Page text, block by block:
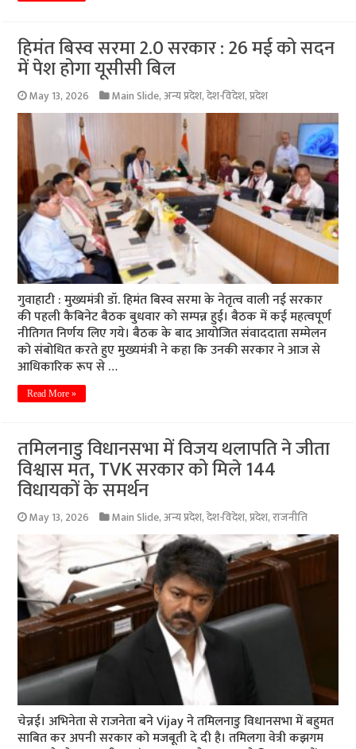
हिमंत बिस्व सरमा 2.0 सरकार : 26 मई को सदन
में पेश होगा यूसीसी बिल
May 13, 2026 Main Slide,अन्य प्रदेश,देश-विदेश,प्रदेश
गुवाहाटी : मुख्यमंत्री डॉ. हिमंत बिस्व सरमा के नेतृत्व वाली नई सरकार
की पहली कैबिनेट बैठक बुधवार को सम्पन्न हुई। बैठक में कई महत्वपूर्ण
नीतिगत निर्णय लिए गये। बैठक के बाद आयोजित संवाददाता सम्मेलन
को संबोधित करते हुए मुख्यमंत्री ने कहा कि उनकी सरकार ने आज से
आधिकारिक रूप से …
Read More »
तमिलनाडु विधानसभा में विजय थलापति ने जीता
विश्वास मत, TVK सरकार को मिले 144
विधायकों के समर्थन
May 13, 2026 Main Slide,अन्य प्रदेश,देश-विदेश,प्रदेश,राजनीति
चेन्नई। अभिनेता से राजनेता बने Vijay ने तमिलनाडु विधानसभा में बहुमत
साबित कर अपनी सरकार को मजबूती दे दी है। तमिलगा वेत्री कझगम